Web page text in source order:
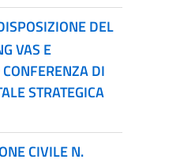
DEL
VAS E
DI
STRATEGICA
CIVILE N.